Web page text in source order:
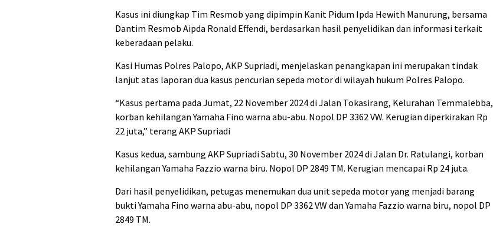
Kasus ini diungkap Tim Resmob yang dipimpin Kanit Pidum Ipda Hewith Manurung, bersama
Dantim Resmob Aipda Ronald Effendi, berdasarkan hasil penyelidikan dan informasi terkait
keberadaan pelaku.
Kasi Humas Polres Palopo, AKP Supriadi, menjelaskan penangkapan ini merupakan tindak
lanjut atas laporan dua kasus pencurian sepeda motor di wilayah hukum Polres Palopo.
“Kasus pertama pada Jumat, 22 November 2024 di Jalan Tokasirang, Kelurahan Temmalebba,
korban kehilangan Yamaha Fino warna abu-abu. Nopol DP 3362 VW. Kerugian diperkirakan Rp
22 juta,” terang AKP Supriadi
Kasus kedua, sambung AKP Supriadi Sabtu, 30 November 2024 di Jalan Dr. Ratulangi, korban
kehilangan Yamaha Fazzio warna biru. Nopol DP 2849 TM. Kerugian mencapai Rp 24 juta.
Dari hasil penyelidikan, petugas menemukan dua unit sepeda motor yang menjadi barang
bukti Yamaha Fino warna abu-abu, nopol DP 3362 VW dan Yamaha Fazzio warna biru, nopol DP
2849 TM.